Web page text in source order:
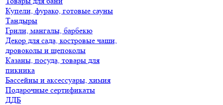
Купели, фурако, готовые сауны
Тандыры
Грили, мангалы, барбекю
Декор для сада, костровые чаши,
дровоколы и щепоколы
Казаны, посуда, товары для
пикника
Бассейны и аксессуары, химия
Подарочные сертификаты
ДДБ